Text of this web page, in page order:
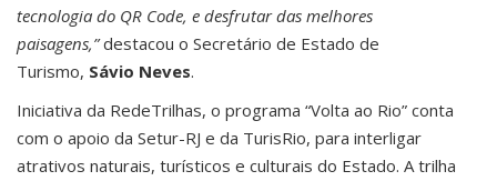
tecnologia do QR Code, e desfrutar das melhores
paisagens,” destacou o Secretário de Estado de
Turismo, Sávio Neves.
Iniciativa da RedeTrilhas, o programa “Volta ao Rio” conta
com o apoio da Setur-RJ e da TurisRio, para interligar
atrativos naturais, turísticos e culturais do Estado. A trilha